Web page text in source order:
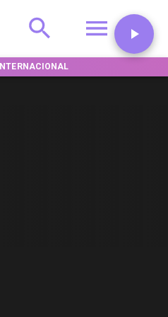
INTERNACIONAL